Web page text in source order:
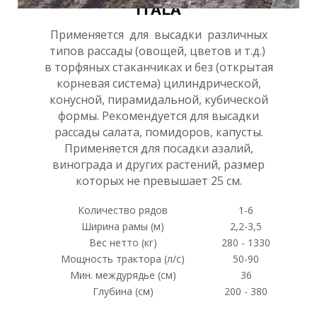
Й
ITALA
Применяется для высадки различных
типов рассады (овощей, цветов и т.д.)
в торфяных стаканчиках и без (открытая
корневая система) цилиндрической,
конусной, пирамидальной, кубической
формы. Рекомендуется для высадки
рассады салата, помидоров, капусты.
Применяется для посадки азалий,
винограда и других растений, размер
которых не превышает 25 см.
Количество рядов
1-6
Ширина рамы (м)
2,2-3,5
Вес нетто (кг)
280 - 1330
Мощность трактора (л/с)
50-90
Мин. междурядье (см)
36
Глубина (см)
200 - 380